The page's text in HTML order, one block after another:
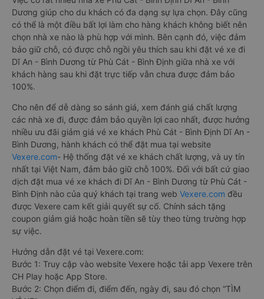
Cách đặt vé xe khách đi Dĩ An - Bình Dương từ Phù
Cát - Bình Định nhanh và uy tín nhất
Việc có rất nhiều nhà xe Phù Cát - Bình Định Dĩ An - Bình
Dương giúp cho du khách có đa dạng sự lựa chọn. Đây cũng
có thể là một điều bất lợi làm cho hàng khách không biết nên
chọn nhà xe nào là phù hợp với mình. Bên cạnh đó, việc đảm
bảo giữ chỗ, có được chỗ ngồi yêu thích sau khi đặt vé xe đi
Dĩ An - Bình Dương từ Phù Cát - Bình Định giữa nhà xe với
khách hàng sau khi đặt trực tiếp vẫn chưa được đảm bảo
100%.
Cho nên để dễ dàng so sánh giá, xem đánh giá chất lượng
các nhà xe đi, được đảm bảo quyền lợi cao nhất, được hưởng
nhiều ưu đãi giảm giá vé xe khách Phù Cát - Bình Định Dĩ An -
Bình Dương, hành khách có thể đặt mua tại website
Vexere.com- Hệ thống đặt vé xe khách chất lượng, và uy tín
nhất tại Việt Nam, đảm bảo giữ chỗ 100%. Đối với bất cứ giao
dịch đặt mua vé xe khách đi Dĩ An - Bình Dương từ Phù Cát -
Bình Định nào của quý khách tại trang web
được Vexere cam kết giải quyết sự cố. Chính sách tặng
coupon giảm giá hoặc hoàn tiền sẽ tùy theo từng trường hợp
sự việc.
Hướng dẫn đặt vé tại Vexere.com: